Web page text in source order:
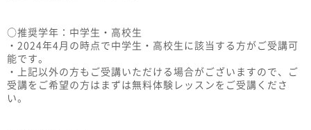
○推奨学年：中学生・高校生
・2024年4月の時点で中学生・高校生に該当する方がご受講可
能です。
・上記以外の方もご受講いただける場合がございますので、ご
受講をご希望の方はまずは無料体験レッスンをご受講くださ
い。